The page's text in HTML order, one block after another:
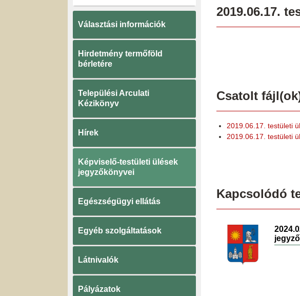
Választási információk
Hirdetmény termőföld
bérletére
Települési Arculati
Kézikönyv
Hírek
Képviselő-testületi ülések
jegyzőkönyvei
Egészségügyi ellátás
Egyéb szolgáltatások
Látnivalók
Pályázatok
2019.06.17.
Csatolt
2019.06.17. testületi
2019.06.17. testületi
Kapcsolódó